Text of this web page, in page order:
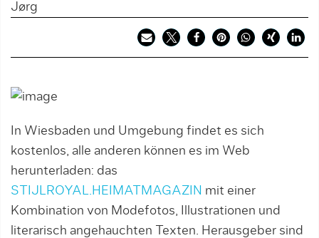
Jørg
In Wiesbaden und Umgebung findet es sich
kostenlos, alle anderen können es im Web
herunterladen: das
STIJLROYAL.HEIMATMAGAZIN mit einer
Kombination von Modefotos, Illustrationen und
literarisch angehauchten Texten. Herausgeber sind